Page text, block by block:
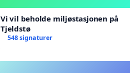
Vi vil beholde miljøstasjonen på
Tjeldstø
548 signaturer